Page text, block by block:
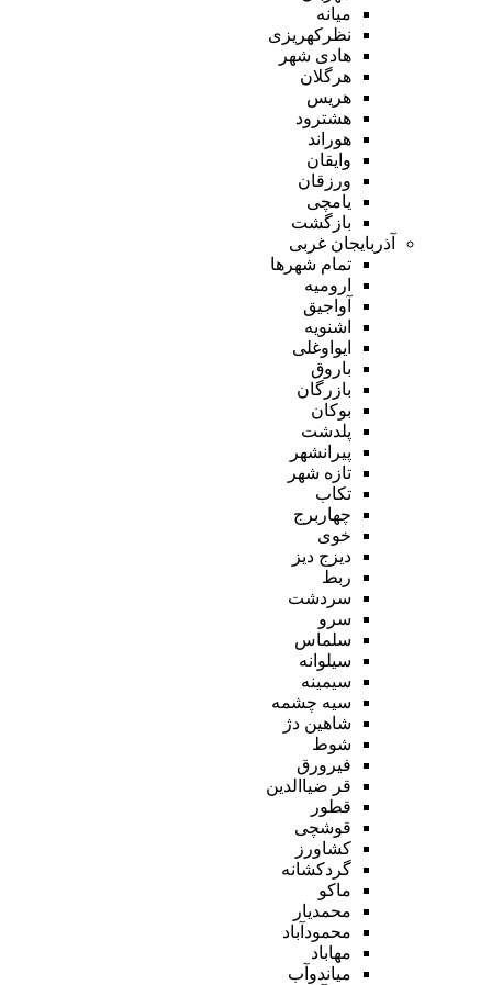
میانه
نظرکهریزی
هادی شهر
هرگلان
هریس
هشترود
هوراند
وایقان
ورزقان
یامچی
بازگشت
آذربایجان غربی
تمام شهر‌ها
ارومیه
آواجیق
اشنویه
ایواوغلی
باروق
بازرگان
بوکان
پلدشت
پیرانشهر
تازه شهر
تکاب
چهاربرج
خوی
دیزج دیز
ربط
سردشت
سرو
سلماس
سیلوانه
سیمینه
سیه چشمه
شاهین دژ
شوط
فیرورق
قر ضیاالدین
قطور
قوشچی
کشاورز
گردکشانه
ماکو
محمدیار
محمودآباد
مهاباد
میاندوآب